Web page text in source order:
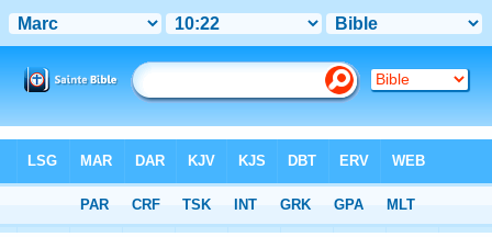
Chapitre 10> Verset 22